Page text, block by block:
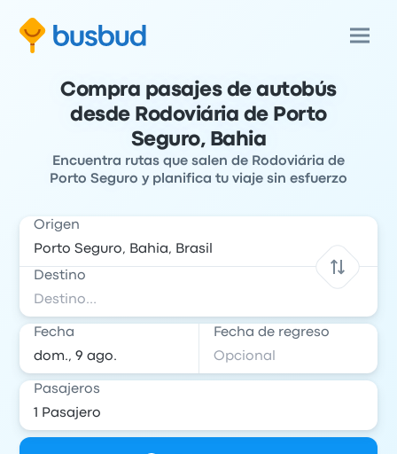
Compra pasajes de autobús
desde Rodoviária de Porto
Seguro, Bahia
Encuentra rutas que salen de Rodoviária de
Porto Seguro y planifica tu viaje sin esfuerzo
Origen
Destino
Fecha Fecha de regreso
Pasajeros